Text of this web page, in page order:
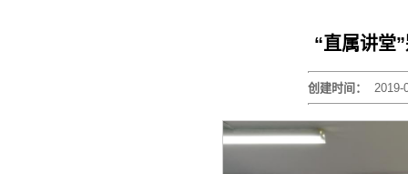
“直属讲堂
创建时间： 2019-